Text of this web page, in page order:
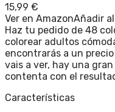
15,99 €
Ver en AmazonAñadir
Haz tu pedido de 48
colorear adultos
encontrarás a un
vais a ver, hay una
contenta con el
Características